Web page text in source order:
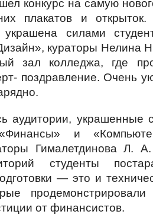
конкурс на самую
плакатов и
силами
кураторы Нелина
зал колледжа, где
поздравление. Очень
аудитории, украшенные
«Финансы» и
Гималетдинова Л.
студенты
— это и
от финансистов.